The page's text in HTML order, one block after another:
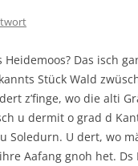
Das isch
Stück Wald
z’finge, wo die alti
u dermit o grad d
Soledurn. U dert, wo
Aafang gnoh het.